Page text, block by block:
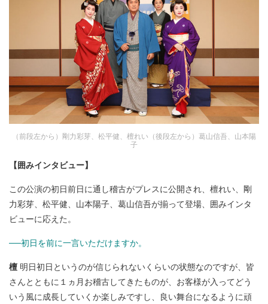
（前段左から）剛力彩芽、松平健、檀れい（後段左から）葛山信吾、山本陽
子
【囲みインタビュー】
この公演の初日前日に通し稽古がプレスに公開され、檀れい、剛
力彩芽、松平健、山本陽子、葛山信吾が揃って登場、囲みインタ
ビューに応えた。
──初日を前に一言いただけますか。
檀 明日初日というのが信じられないくらいの状態なのですが、皆
さんとともに１ヵ月お稽古してきたものが、お客様が入ってどう
いう風に成長していくか楽しみですし、良い舞台になるように頑